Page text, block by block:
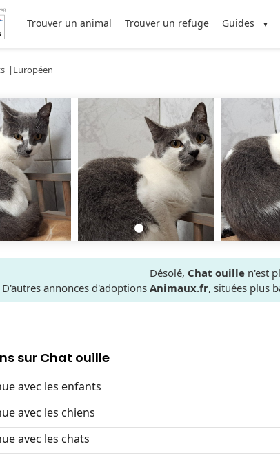
Trouver un animal Trouver un refuge Guides
Européen
Désolé, Chat ouille n'est
D'autres annonces d'adoptions Animaux.fr, situées plus
sur Chat ouille
avec les enfants
avec les chiens
avec les chats